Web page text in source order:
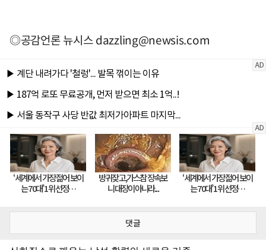
◎공감언론 뉴시스dazzling@newsis.com
댓글